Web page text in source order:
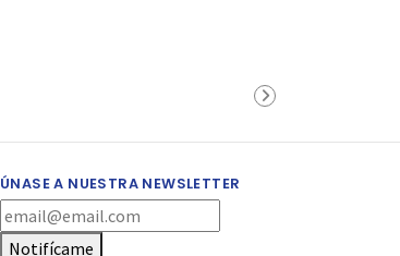
ÚNASE A NUESTRA NEWSLETTER
Notifícame